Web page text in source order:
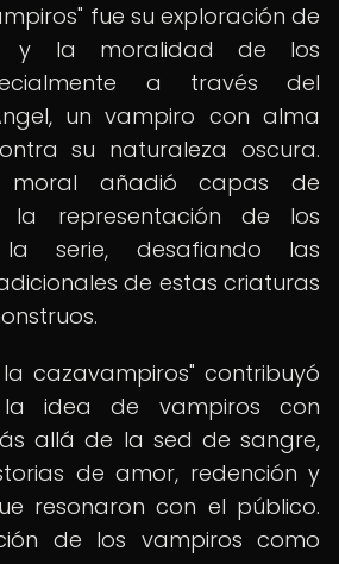
fue su exploración de
y la moralidad de los
a través del
un vampiro con alma
su naturaleza oscura.
moral añadió capas de
la representación de los
serie, desafiando las
de estas criaturas
cazavampiros" contribuyó
idea de vampiros con
allá de la sed de sangre,
de amor, redención y
resonaron con el público.
de los vampiros como